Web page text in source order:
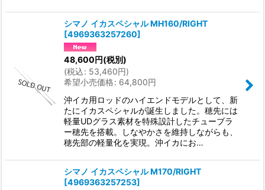
シマノ イカスペシャル MH160/RIGHT
[4969363257260]
48,600円(税別)
(税込: 53,460円)
希望小売価格: 64,800円
沖イカ用ロッドのハイエンドモデルとして、新
たにイカスペシャルが誕生しました。穂先には
軽量UDグラス素材を特殊設計したチューブラ
ー穂先を搭載。しなやかさを維持しながらも、
穂先部の軽量化を実現。沖イカにお…
シマノ イカスペシャル M170/RIGHT
[4969363257253]